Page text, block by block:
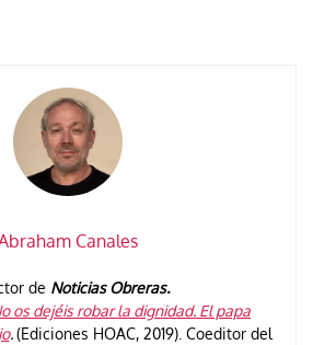
Canales
de Noticias Obreras.
os dejéis robar la dignidad. El papa
.(Ediciones HOAC, 2019). Coeditor del